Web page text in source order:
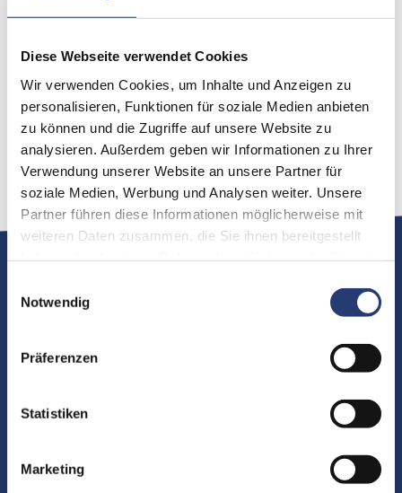
Diese Webseite verwendet Cookies
Wir verwenden Cookies, um Inhalte und Anzeigen zu
personalisieren, Funktionen für soziale Medien anbieten
zu können und die Zugriffe auf unsere Website zu
analysieren. Außerdem geben wir Informationen zu Ihrer
Verwendung unserer Website an unsere Partner für
soziale Medien, Werbung und Analysen weiter. Unsere
Partner führen diese Informationen möglicherweise mit
weiteren Daten zusammen, die Sie ihnen bereitgestellt
Notwendig
Präferenzen
Statistiken
Marketing
Tauschen Sie Akkus in Sekundenschnelle aus, laden Sie
Akkus weiter im Einsatz bleiben.
Richten Sie sich Ihre eigene QuikBrick-Station im Lager
ein, die mehrere Geräte gleichzeitig mit ChargingDocks
laden kann.
Weniger Ausfallzeiten, schnellere Logistik – 100 %
Wireless und mehr.